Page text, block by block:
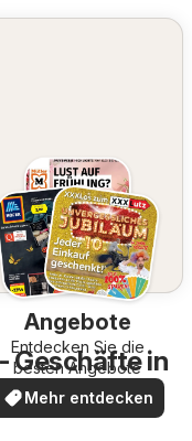
Angebote
Entdecken Sie die
besten Angebote
Mehr entdecken
Geschäfte in